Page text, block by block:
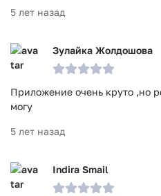
5 лет назад
Зулайка Жолдошова
Приложение очень круто ,но
могу
5 лет назад
Indira Smail